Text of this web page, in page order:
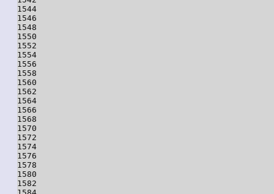
1544
1546
1548
1550
1552
1554
1556
1558
1560
1562
1564
1566
1568
1570
1572
1574
1576
1578
1580
1582